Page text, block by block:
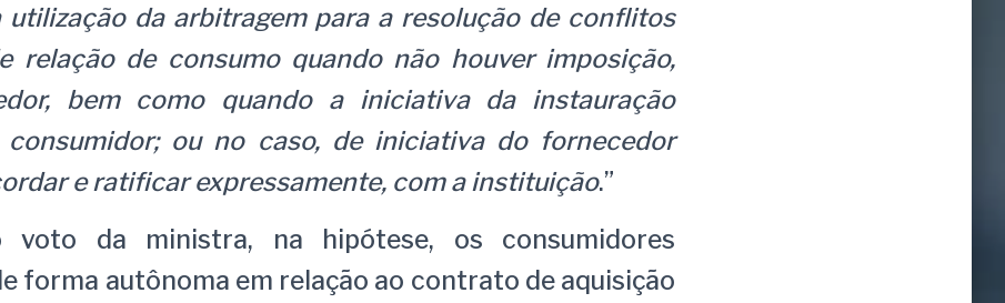
utilização da arbitragem para a resolução de conflitos
relação de consumo quando não houver imposição,
bem como quando a iniciativa da instauração
ou no caso, de iniciativa do fornecedor
e ratificar expressamente, com a instituição.”
voto da ministra, na hipótese, os consumidores
forma autônoma em relação ao contrato de aquisição